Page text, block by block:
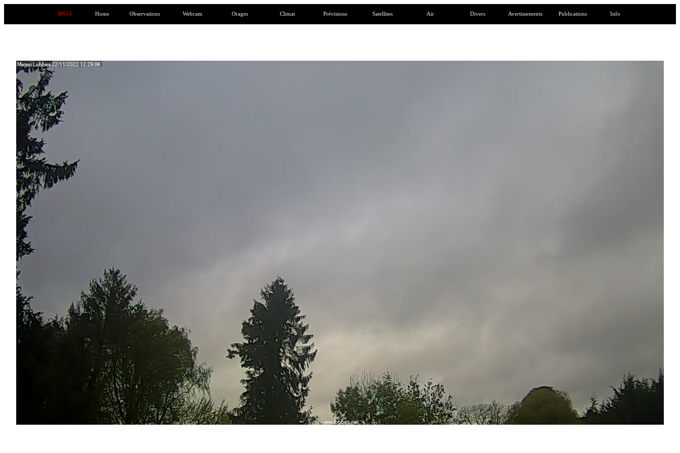
RN54 Home Observations Webcam Orages Climat Prévisions Satellites Air Divers Avertissements Publications Info